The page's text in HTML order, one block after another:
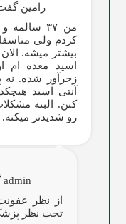
رامین
من ۳۷
کردم ولی
بیشتر میشه.
اسید معده ام
زجرآور شده. نه
آنتی اسید
کنن. البته
رو شدیدتر میکنه.
admin
از نظر
تحت نظر